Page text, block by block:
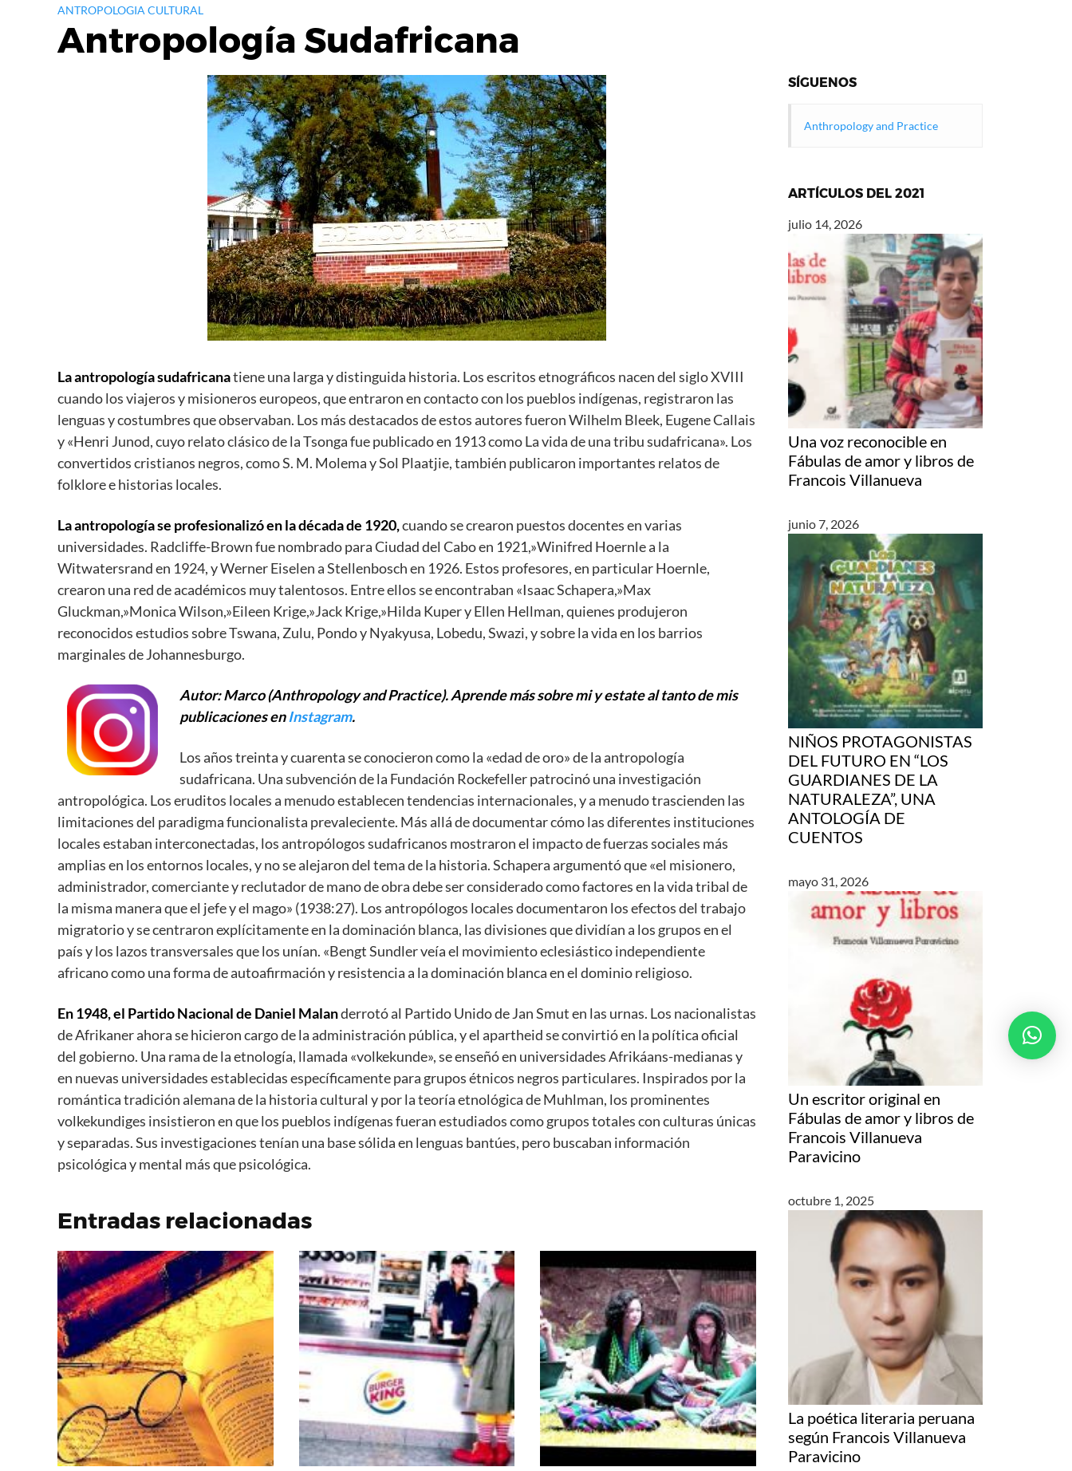
ANTROPOLOGIA CULTURAL
Antropología Sudafricana
La antropología sudafricanatiene una larga y distinguida historia. Los escritos etnográficos nacen del siglo XVIII
cuando los viajeros y misioneros europeos, que entraron en contacto con los pueblos indígenas, registraron las
lenguas y costumbres que observaban. Los más destacados de estos autores fueron Wilhelm Bleek, Eugene Callais
y «Henri Junod, cuyo relato clásico de la Tsonga fue publicado en 1913 como La vida de una tribu sudafricana». Los
convertidos cristianos negros, como S. M. Molema y Sol Plaatjie, también publicaron importantes relatos de
folklore e historias locales.
La antropología se profesionalizó en la década de 1920,cuando se crearon puestos docentes en varias
universidades. Radcliffe-Brown fue nombrado para Ciudad del Cabo en 1921,»Winifred Hoernle a la
Witwatersrand en 1924, y Werner Eiselen a Stellenbosch en 1926. Estos profesores, en particular Hoernle,
crearon una red de académicos muy talentosos. Entre ellos se encontraban «Isaac Schapera,»Max
Gluckman,»Monica Wilson,»Eileen Krige,»Jack Krige,»Hilda Kuper y Ellen Hellman, quienes produjeron
reconocidos estudios sobre Tswana, Zulu, Pondo y Nyakyusa, Lobedu, Swazi, y sobre la vida en los barrios
marginales de Johannesburgo.
Autor: Marco (Anthropology and Practice). Aprende más sobre mi y estate al tanto demis
publicaciones enInstagram.
Los años treinta y cuarenta se conocieron como la «edad de oro» de la antropología
sudafricana. Una subvención de la Fundación Rockefeller patrocinó una investigación
antropológica. Los eruditos locales a menudo establecen tendencias internacionales, y a menudo trascienden las
limitaciones del paradigma funcionalista prevaleciente. Más allá de documentar cómo las diferentes instituciones
locales estaban interconectadas, los antropólogos sudafricanos mostraron el impacto de fuerzas sociales más
amplias en los entornos locales, y no se alejaron del tema de la historia. Schapera argumentó que «el misionero,
administrador, comerciante y reclutador de mano de obra debe ser considerado como factores en la vida tribal de
la misma manera que el jefe y el mago» (1938:27). Los antropólogos locales documentaron los efectos del trabajo
migratorio y se centraron explícitamente en la dominación blanca, las divisiones que dividían a los grupos en el
país y los lazos transversales que los unían. «Bengt Sundler veía el movimiento eclesiástico independiente
africano como una forma de autoafirmación y resistencia a la dominación blanca en el dominio religioso.
En 1948, el Partido Nacional de Daniel Malanderrotó al Partido Unido de Jan Smut en las urnas. Los nacionalistas
de Afrikaner ahora se hicieron cargo de la administración pública, y el apartheid se convirtió en la política oficial
del gobierno. Una rama de la etnología, llamada «volkekunde», se enseñó en universidades Afrikáans-medianas y
en nuevas universidades establecidas específicamente para grupos étnicos negros particulares. Inspirados por la
romántica tradición alemana de la historia cultural y por la teoría etnológica de Muhlman, los prominentes
volkekundiges insistieron en que los pueblos indígenas fueran estudiados como grupos totales con culturas únicas
y separadas. Sus investigaciones tenían una base sólida en lenguas bantúes, pero buscaban información
psicológica y mental más que psicológica.
Entradas relacionadas
SÍGUENOS
Anthropology and Practice
ARTÍCULOS DEL 2021
julio 14, 2026
Una voz reconocible en
Fábulas de amor y libros de
Francois Villanueva
junio 7, 2026
NIÑOS PROTAGONISTAS
DEL FUTURO EN “LOS
GUARDIANES DE LA
NATURALEZA”, UNA
ANTOLOGÍA DE
CUENTOS
mayo 31, 2026
Un escritor original en
Fábulas de amor y libros de
Francois Villanueva
Paravicino
octubre 1, 2025
La poética literaria peruana
según Francois Villanueva
Paravicino